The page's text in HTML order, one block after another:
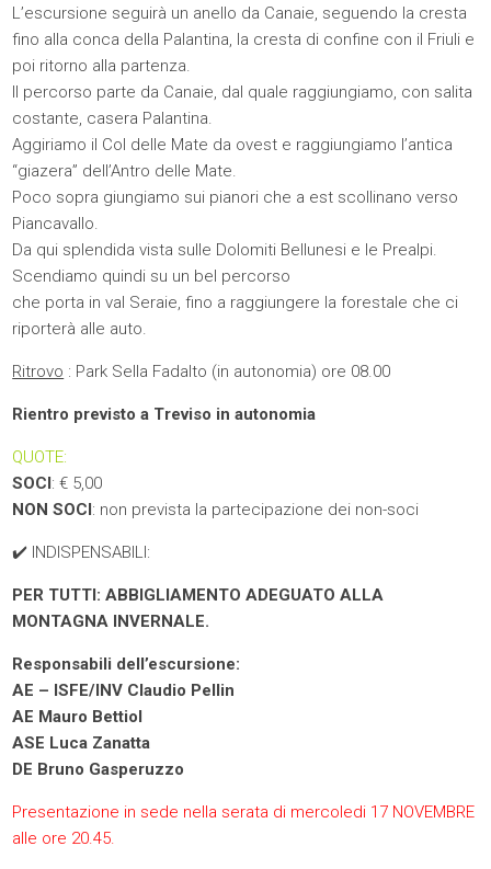
L’escursione seguirà un anello da Canaie, seguendo la cresta
fino alla conca della Palantina, la cresta di confine con il Friuli e
poi ritorno alla partenza.
Il percorso parte da Canaie, dal quale raggiungiamo, con salita
costante, casera Palantina.
Aggiriamo il Col delle Mate da ovest e raggiungiamo l’antica
“giazera” dell’Antro delle Mate.
Poco sopra giungiamo sui pianori che a est scollinano verso
Piancavallo.
Da qui splendida vista sulle Dolomiti Bellunesi e le Prealpi.
Scendiamo quindi su un bel percorso
che porta in val Seraie, fino a raggiungere la forestale che ci
riporterà alle auto.
Ritrovo : Park Sella Fadalto (in autonomia) ore 08.00
Rientro previsto a Treviso in autonomia
QUOTE:
SOCI: € 5,00
NON SOCI: non prevista la partecipazione dei non-soci
✔️ INDISPENSABILI:
PER TUTTI: ABBIGLIAMENTO ADEGUATO ALLA
MONTAGNA INVERNALE.
Responsabili dell’escursione:
AE – ISFE/INV Claudio Pellin
AE Mauro Bettiol
ASE Luca Zanatta
DE Bruno Gasperuzzo
Presentazione in sede nella serata di mercoledi 17 NOVEMBRE
alle ore 20.45.